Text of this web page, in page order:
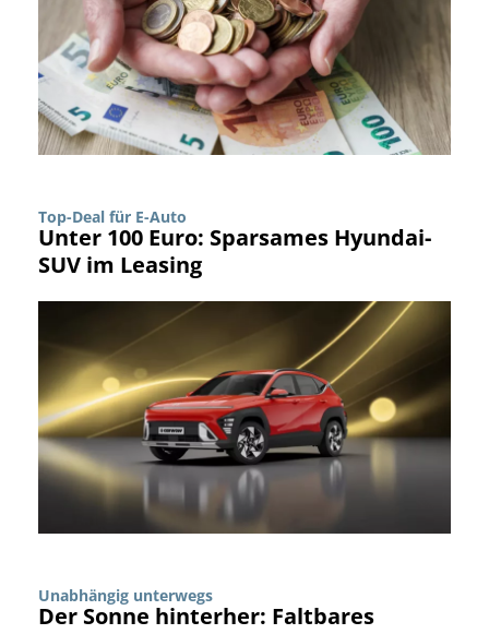
Top-Deal für E-Auto
Unter 100 Euro: Sparsames Hyundai-
SUV im Leasing
Unabhängig unterwegs
Der Sonne hinterher: Faltbares